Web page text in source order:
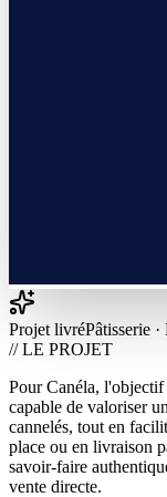
Projet livréPâtisserie
// LE PROJET
Pour Canéla,
capable de valoriser
cannelés, tout en
place ou en livraison
savoir-faire
vente directe.